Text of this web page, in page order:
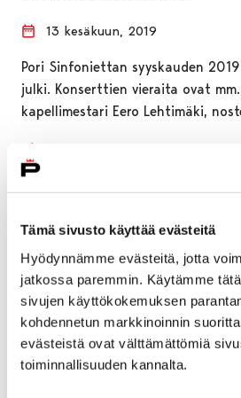
Tämä sivusto käyttää evästeitä
Hyödynnämme evästeitä, jotta
jatkossa paremmin. Käytämme
sivujen käyttökokemuksen
kohdennetun markkinoinnin
evästeistä ovat välttämättömiä
toiminnallisuuden kannalta.
13 kesäkuun, 2019
Pori Sinfoniettan syyskauden
julki. Konserttien vieraita ovat
kapellimestari Eero Lehtimäki,